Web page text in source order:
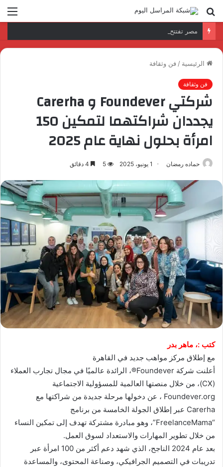
بحث
عن
الرئيسية / فن وثقافة
فن وثقافة
شركتي Foundever و Carerha
يجددان شراكتهما لتمكين 150
امرأة بحلول نهاية عام 2025
حماده رمضان 1 يونيو، 2025 5
كتب :، ماهر بدر
مع إطلاق مركز مواهب جديد في القاهرة
أعلنت شركة Foundever®، الرائدة عالميًا في مجال تجارب العملاء
(CX)، من خلال منصتها العالمية للمسؤولية الاجتماعية
Foundever.org ، عن دخولها مرحلة جديدة من شراكتها مع
Carerha عبر إطلاق الجولة الخامسة من برنامج
“FreelanceMama”، وهو مبادرة مشتركة تهدف إلى تمكين النساء
من خلال تطوير المهارات والاستعداد لسوق العمل.
بعد عام 2024 الناجح، الذي شهد دعم أكثر من 100 امرأة عبر
تدريبات في التصميم الجرافيكي، وصناعة المحتوى، والمساعدة